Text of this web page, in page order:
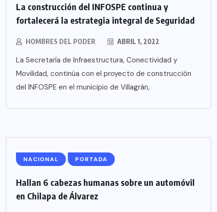
La construcción del INFOSPE continua y
fortalecerá la estrategia integral de Seguridad
HOMBRES DEL PODER ABRIL 1, 2022
La Secretaría de Infraestructura, Conectividad y
Movilidad, continúa con el proyecto de construcción
del INFOSPE en el municipio de Villagrán,
NACIONAL PORTADA
Hallan 6 cabezas humanas sobre un automóvil
en Chilapa de Álvarez